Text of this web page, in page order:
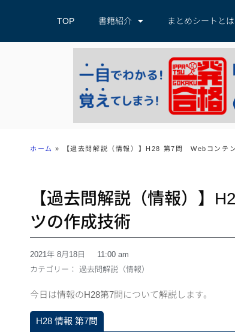
TOP 書籍紹介 まとめシートとは
ホーム » 【過去問解説（情報）】H28 第7問 Webコンテ
【過去問解説（情報）】
ツの作成技術
2021年 8月18日
11:00 am
カテゴリー： 過去問解説（情報）
今日は情報のH28第7問について解説します。
H28 情報 第7問